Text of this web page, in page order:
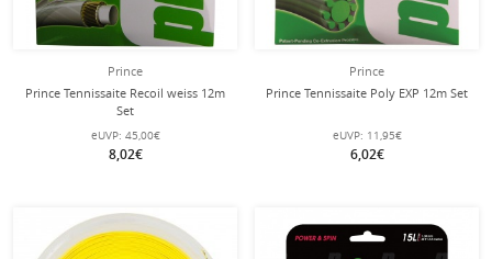
Prince
Prince Tennissaite Recoil weiss 12m
Set
eUVP: 45,00€
8,02€
Prince
Prince Tennissaite Poly EXP 12m Set
eUVP: 11,95€
6,02€